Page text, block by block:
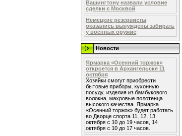
Вашингтону назвали условие
сделки с Москвой
Немецкие резервисты
оказались вынуждены забирать
у военных оружие
Новости
Ярмарка «Осенний торжок»
откроется в Архангельске 11
октября
Хозяйки смогут приобрести
бытовые приборы, кухонную
посуду, изделия из бамбукового
волокна, махровые полотенца
высокого качества. Ярмарка
«Осенний торжок» будет работать
во Дворце спорта 11, 12, 13
октября с 10 до 19 часов, 14
октября с 10 до 17 часов.